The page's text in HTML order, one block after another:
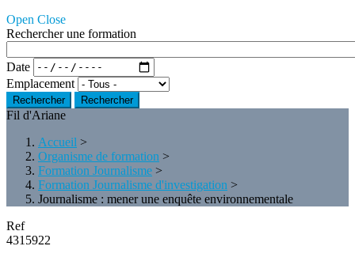
Open Close
Rechercher une formation
Date
Emplacement
Rechercher
Fil d'Ariane
Accueil >
Organisme de formation >
Formation Journalisme >
Formation Journalisme d'investigation >
Journalisme : mener une enquête environnementale
Ref
4315922